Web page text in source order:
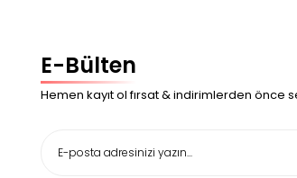
E-Bülten
Hemen kayıt ol fırsat & indirimlerden önce